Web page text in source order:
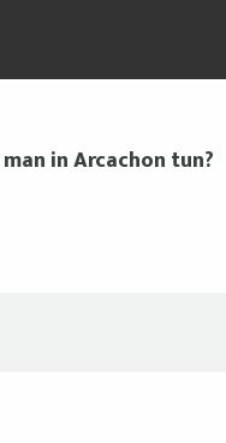
in Arcachon tun?